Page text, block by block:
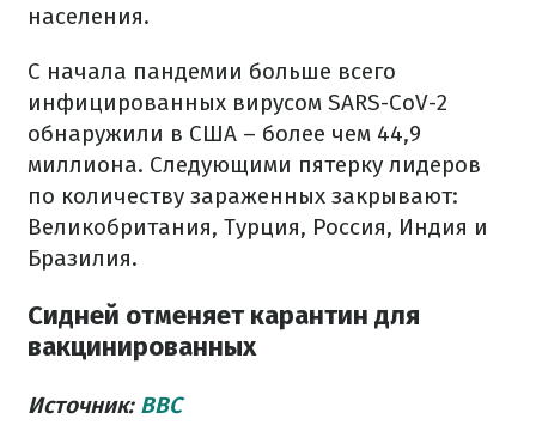
населения.
С начала пандемии больше всего
инфицированных вирусом SARS-CoV-2
обнаружили в США – более чем 44,9
миллиона. Следующими пятерку лидеров
по количеству зараженных закрывают:
Великобритания, Турция, Россия, Индия и
Бразилия.
Сидней отменяет карантин для
вакцинированных
Источник: BBC